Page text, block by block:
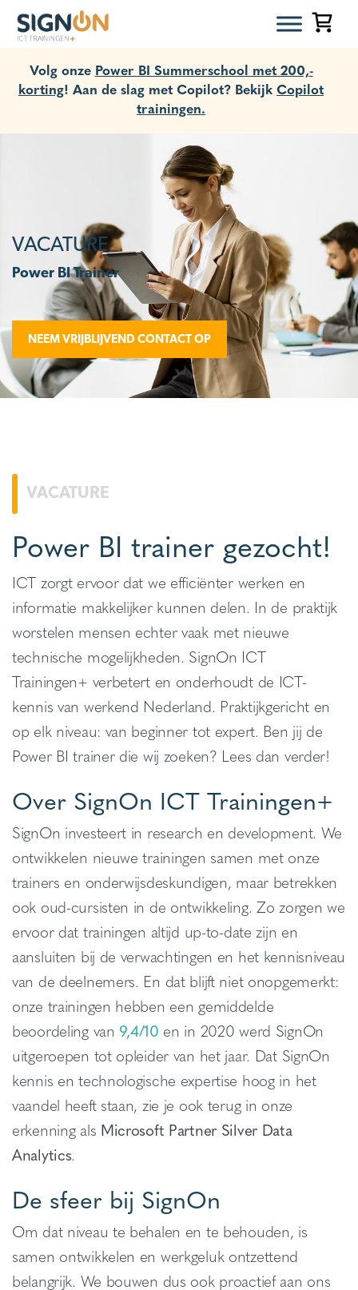
Volg onze Power BI Summerschool met 200,-
korting! Aan de slag met Copilot? Bekijk Copilot
trainingen.
VACATURE
Power BI Trainer
NEEM VRIJBLIJVEND CONTACT OP
VACATURE
Power BI trainer gezocht!
ICT zorgt ervoor dat we efficiënter werken en
informatie makkelijker kunnen delen. In de praktijk
worstelen mensen echter vaak met nieuwe
technische mogelijkheden. SignOn ICT
Trainingen+ verbetert en onderhoudt de ICT-
kennis van werkend Nederland. Praktijkgericht en
op elk niveau: van beginner tot expert. Ben jij de
Power BI trainer die wij zoeken? Lees dan verder!
Over SignOn ICT Trainingen+
SignOn investeert in research en development. We
ontwikkelen nieuwe trainingen samen met onze
trainers en onderwijsdeskundigen, maar betrekken
ook oud-cursisten in de ontwikkeling. Zo zorgen we
ervoor dat trainingen altijd up-to-date zijn en
aansluiten bij de verwachtingen en het kennisniveau
van de deelnemers. En dat blijft niet onopgemerkt:
onze trainingen hebben een gemiddelde
beoordeling van 9,4/10 en in 2020 werd SignOn
uitgeroepen tot opleider van het jaar. Dat SignOn
kennis en technologische expertise hoog in het
vaandel heeft staan, zie je ook terug in onze
erkenning als Microsoft Partner Silver Data
Analytics.
De sfeer bij SignOn
Om dat niveau te behalen en te behouden, is
samen ontwikkelen en werkgeluk ontzettend
belangrijk. We bouwen dus ook proactief aan ons